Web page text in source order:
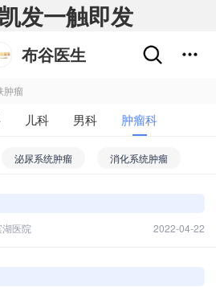
发一触即发
布谷医生
肿瘤
儿科 男科
肿瘤科
精神心理科
皮肤性病科
泌尿系统肿瘤 消化系统肿瘤
统肿瘤 肿瘤内科
医院 2022-04-22